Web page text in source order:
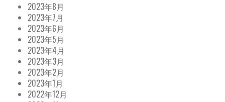
2023年8月
2023年7月
2023年6月
2023年5月
2023年4月
2023年3月
2023年2月
2023年1月
2022年12月